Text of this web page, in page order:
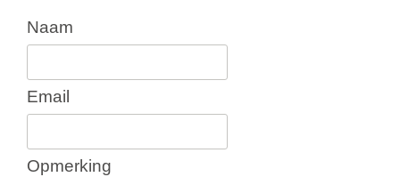
Naam
Email
Opmerking